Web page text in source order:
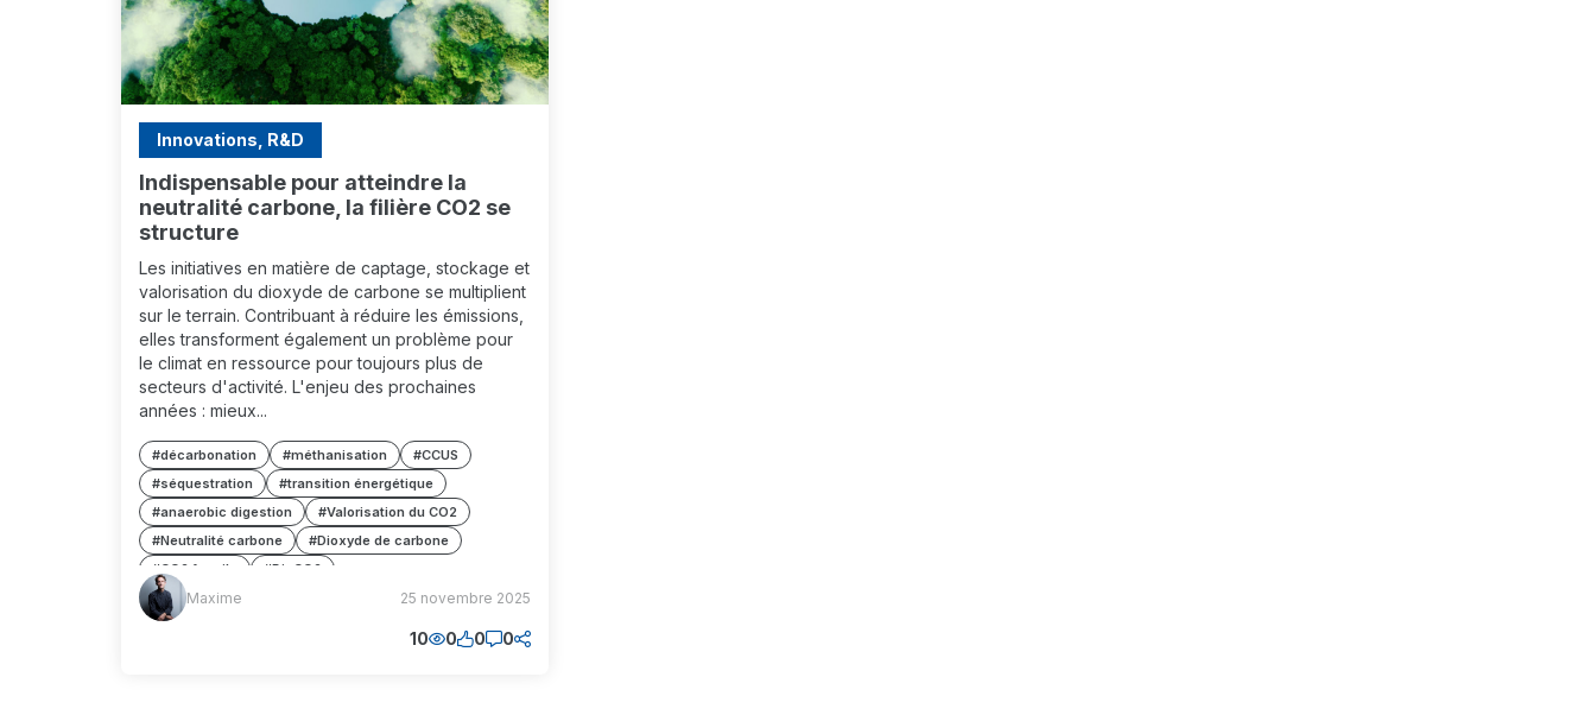
Innovations, R&D
Indispensable pour atteindre la
neutralité carbone, la filière CO2 se
structure
Les initiatives en matière de captage, stockage et
valorisation du dioxyde de carbone se multiplient
sur le terrain. Contribuant à réduire les émissions,
elles transforment également un problème pour
le climat en ressource pour toujours plus de
secteurs d'activité. L'enjeu des prochaines
années : mieux...
#décarbonation #méthanisation
#CCUS
#séquestration
#transition énergétique
#anaerobic digestion
#Valorisation du CO2
#Neutralité carbone
#Dioxyde de carbone
#CO2 fossile
#BioCO2
#Séquestration géologique
#Économie circulaire
#Hubs industriels
Maxime
(MM) Maxime 25 novembre 2025
10 0 0 0